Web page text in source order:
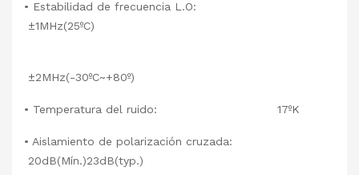
• Estabilidad de frecuencia L.O:
±1MHz(25ºC)
±2MHz(-30ºC~+80º)
• Temperatura del ruido: 17ºK
• Aislamiento de polarización cruzada:
20dB(Mín.)23dB(typ.)